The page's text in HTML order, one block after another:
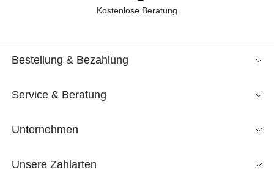
Kostenlose Beratung
Bestellung & Bezahlung
Service & Beratung
Unternehmen
Unsere Zahlarten